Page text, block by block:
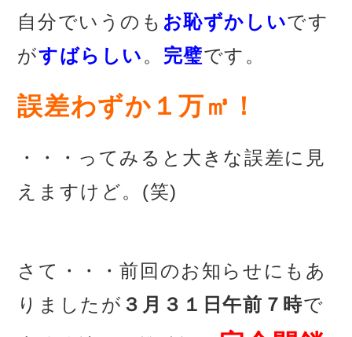
自分でいうのも お恥ずかしいです
がすばらしい。 完璧です。
誤差わずか１万㎥！
・・・ってみると大きな誤差に見
えますけど。(笑)
さて・・・前回のお知らせにもあ
りましたが ３月３１日午前７時で